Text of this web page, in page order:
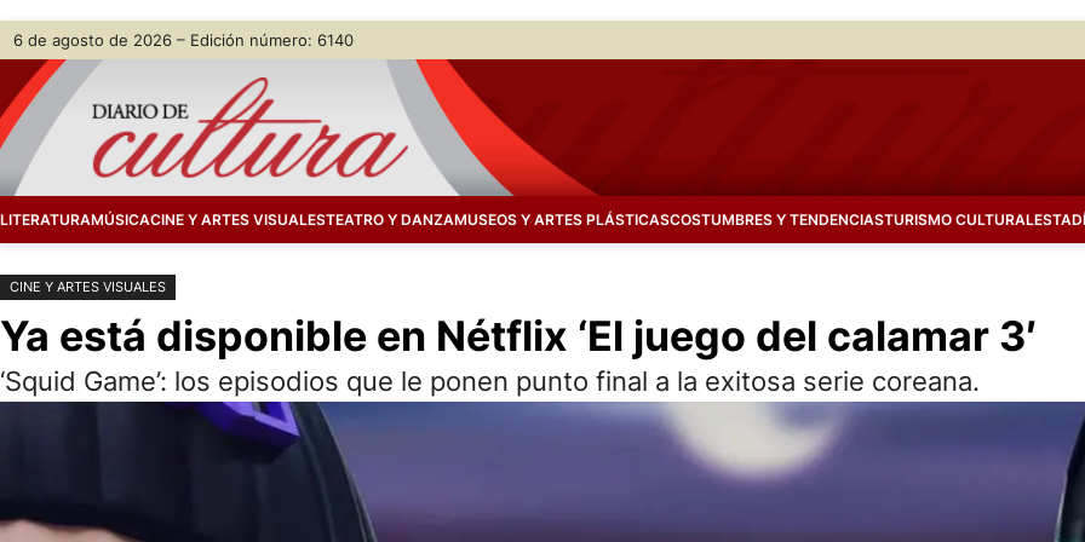
Saltar
contenido
Skip
content
6 de agosto de 2026 – Edición número: 6140
LITERATURAMÚSICACINE Y ARTES VISUALESTEATRO Y DANZAMUSEOS Y ARTES PLÁSTICASCOSTUMBRES Y TENDENCIASTURISMO CULTURAL
CINE Y ARTES VISUALES
Ya está disponible en Nétflix ‘El juego del calamar 3′
‘Squid Game’: los episodios que le ponen punto final a la exitosa serie coreana.